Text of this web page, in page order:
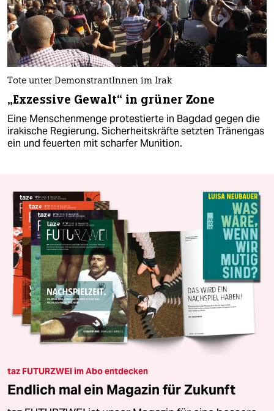
Tote unter DemonstrantInnen im Irak
„Exzessive Gewalt“ in grüner Zone
Eine Menschenmenge protestierte in Bagdad gegen die
irakische Regierung. Sicherheitskräfte setzten Tränengas
ein und feuerten mit scharfer Munition.
taz FUTURZWEI im Abo entdecken
Endlich mal ein Magazin für Zukunft